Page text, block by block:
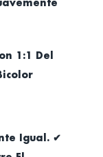
1:1 Del
Igual. ✔